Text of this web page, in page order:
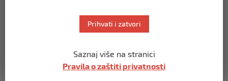
Prihvati i zatvori
Saznaj više na stranici
Pravila o zaštiti privatnosti